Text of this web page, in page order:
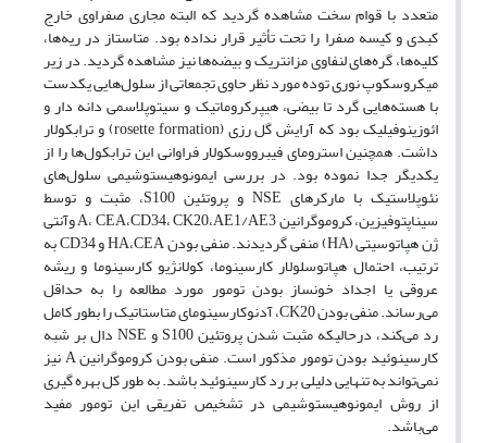
متعدد با قوام سخت مشاهده گردید که البته مجاری صفراوی خارج
کبدی و کیسه صفرا را تحت تأثیر قرار نداده بود. متاستاز در ریه‌ها،
کلیه‌ها، گره‌های لنفاوی مزانتریک و بیضه‌ها نیز مشاهده گردید. در زیر
میکروسکوپ نوری توده مورد نظر حاوی تجمعاتی از سلول‌هایی یکدست
با هسته‌هایی گرد تا بیضی، هیپرکروماتیک و سیتوپلاسمی دانه دار و
ائوزینوفیلیک بود که آرایش گل رزی (rosette formation) و ترابکولار
داشت. همچنین استرومای فیبرووسکولار فراوانی این ترابکول‌ها را از
یکدیگر جدا نموده بود. در بررسی ایمونوهیستوشیمی سلول‌های
نئوپلاستیک با مارکرهای NSE و پروتئین S100، مثبت و توسط
سیناپتوفیزین، کروموگرانین A، CEA،CD34، CK20،AE1/AE3 وآنتی
ژن هپاتوسیتی (HA) منفی گردیدند. منفی بودن HA،CEA و CD34 به
ترتیب، احتمال هپاتوسلولار کارسینوما، کولانژیو کارسینوما و ریشه
عروقی یا اجداد خونساز بودن تومور مورد مطالعه را به حداقل
می‌رساند. منفی بودن CK20، آدنوکارسینومای متاستاتیک را بطور کامل
رد می‌کند، درحالیکه مثبت شدن پروتئین S100 و NSE دال بر شبه
کارسینوئید بودن تومور مذکور است. منفی بودن کروموگرانین A نیز
نمی‌تواند به تنهایی دلیلی بر رد کارسینوئید باشد. به طور کل بهره گیری
از روش ایمونوهیستوشیمی در تشخیص تفریقی این تومور مفید
می‌باشد.